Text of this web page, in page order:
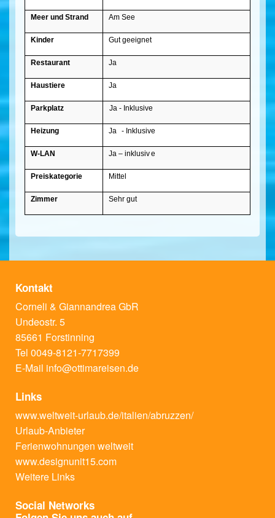
Meer und Strand Am See
Kinder Gut geeignet
Restaurant Ja
Haustiere Ja
Parkplatz Ja - Inklusive
Heizung Ja - Inklusive
W-LAN Ja – inklusive
Preiskategorie Mittel
Zimmer Sehr gut
Kontakt
Corneli & Giannandrea GbR
Undeostr. 5
85661 Forstinning
Tel 0049-8121-7717399
E-Mail info@ottimareisen.de
Links
www.weltweit-urlaub.de/italien/abruzzen/
Urlaub-Anbieter
Ferienwohnungen weltweit
www.designunit15.com
Weitere Links
Social Networks